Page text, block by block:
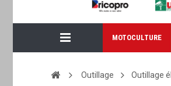
MOTOCULTURE
Outillage Outillage